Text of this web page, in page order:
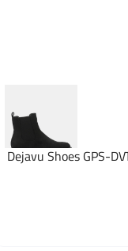
Dejavu Shoes GPS-